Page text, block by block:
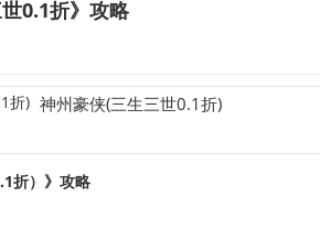
0.1折》攻略
神州豪侠(三生三世0.1折)
折）》 攻略